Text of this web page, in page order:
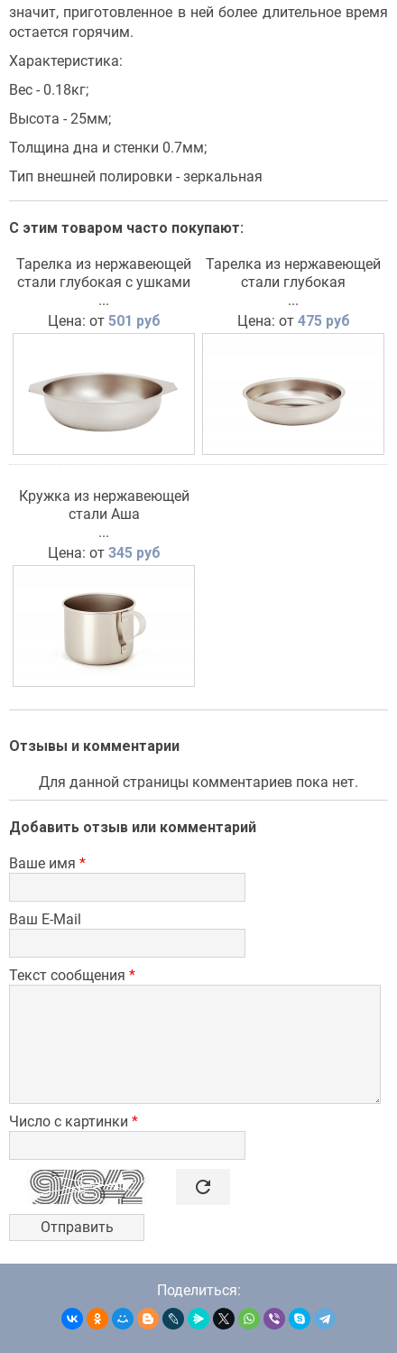
значит, приготовленное в ней более длительное время
остается горячим.
Характеристика:
Вес - 0.18кг;
Высота - 25мм;
Толщина дна и стенки 0.7мм;
Тип внешней полировки - зеркальная
С этим товаром часто покупают:
Тарелка из нержавеющей
стали глубокая с ушками
...
Цена: от 501 руб
Тарелка из нержавеющей
стали глубокая
...
Цена: от 475 руб
Кружка из нержавеющей
стали Аша
...
Цена: от 345 руб
Отзывы и комментарии
Для данной страницы комментариев пока нет.
Добавить отзыв или комментарий
Ваше имя *
Ваш E-Mail
Текст сообщения *
Число с картинки *
 refresh
Поделиться: